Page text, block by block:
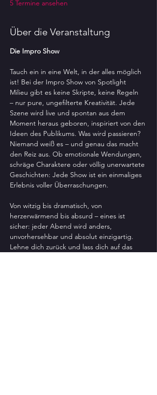
5 Termine ansehen
Über die Veranstaltung
Die Impro Show
Tauch ein in eine Welt, in der alles möglich
ist! Bei der Impro Show von Spotlight
Milieu gibt es keine Skripte, keine Regeln
– nur pure, ungefilterte Kreativität. Jede
Szene wird live und spontan aus dem
Moment heraus geboren, inspiriert von den
Ideen des Publikums. Was wird passieren?
Niemand weiß es – und genau das macht
den Reiz aus. Ob emotionale Wendungen,
schräge Charaktere oder völlig unerwartete
Geschichten: Jede Show ist ein einmaliges
Erlebnis voller Überraschungen.
Von witzig bis dramatisch, von
herzerwärmend bis absurd – eines ist
sicher: jeder Abend wird anders,
unvorhersehbar und absolut einzigartig.
Lehne dich zurück und lass dich auf das